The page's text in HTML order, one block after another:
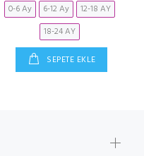
0-6 Ay 6-12 Ay
12-18 AY
18-24 AY
SEPETE EKLE